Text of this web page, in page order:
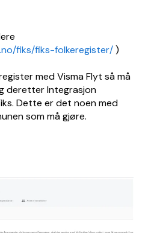
fiks/fiks-folkeregister/)
med Visma Flyt så må
deretter Integrasjon
Dette er det noen med
som må gjøre.